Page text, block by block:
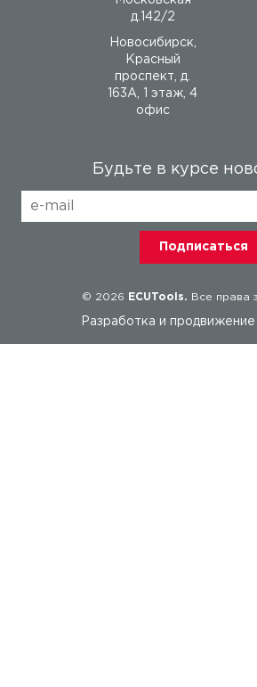
д.142/2
Новосибирск,
Красный
проспект, д.
163А, 1 этаж, 4
офис
Будьте в курсе
© 2026 ECUTools. Все права
Разработка и продвижение